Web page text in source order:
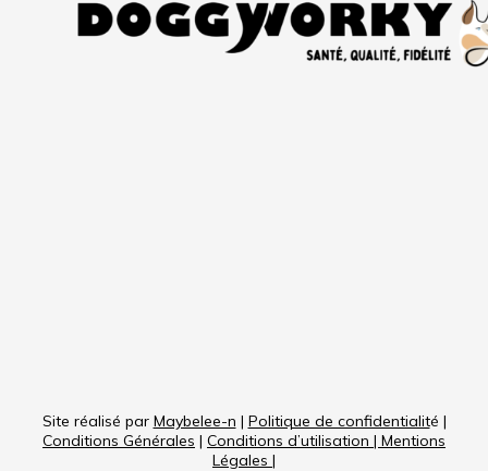
Site réalisé par Maybelee-n | Politique de confidentialité |
Conditions Générales | Conditions d’utilisation | Mentions
Légales |